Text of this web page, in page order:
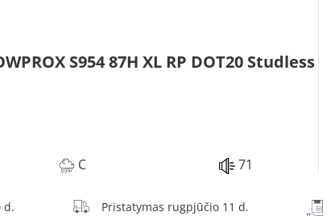
S954 87H XL RP DOT20 Studless
C 71
d. Pristatymas rugpjūčio 11 d.